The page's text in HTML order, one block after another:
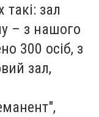
зал
– з нашого
300 осіб, з
зал,